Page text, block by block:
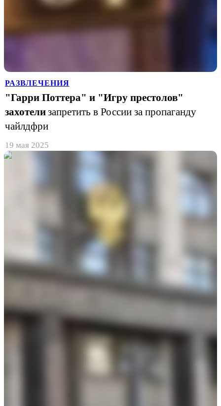
РАЗВЛЕЧЕНИЯ
"Гарри Поттера" и "Игру престолов"
захотелизапретить в России за пропаганду
чайлдфри
19 мая 2025